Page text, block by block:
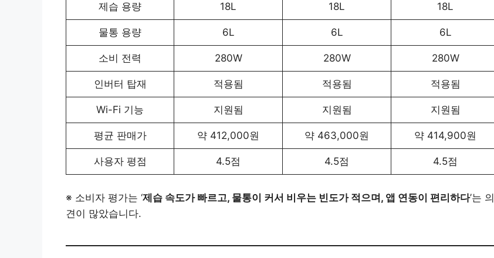
제습 용량 18L 18L 18L
물통 용량 6L 6L 6L
소비 전력 280W 280W 280W
인버터 탑재 적용됨 적용됨 적용됨
Wi-Fi 기능 지원됨 지원됨 지원됨
평균 판매가 약 412,000원 약 463,000원 약 414,900원
사용자 평점 4.5점 4.5점 4.5점
※ 소비자 평가는 ‘제습 속도가 빠르고, 물통이 커서 비우는 빈도가 적으며, 앱 연동이 편리하다’는 의
견이 많았습니다.